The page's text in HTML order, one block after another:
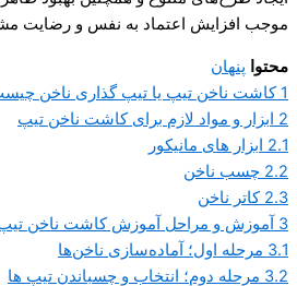
موجب افزایش اعتماد به نفس و رضایت
محتوا
پنهان
کاشت ناخن تیپ یا تیپ گذاری ناخن
ابزار و مواد لازم برای کاشت ناخن تیپ
2.1 ابزار های مانیکور
2.2 چسب ناخن
2.3 کاتر ناخن
3 آموزش و مراحل آموزش کاشت ناخن تیپ
3.1 مرحله اول؛ آماده‌سازی ناخن‌ها
3.2 مرحله دوم؛ انتخاب و چسباندن تیپ ها